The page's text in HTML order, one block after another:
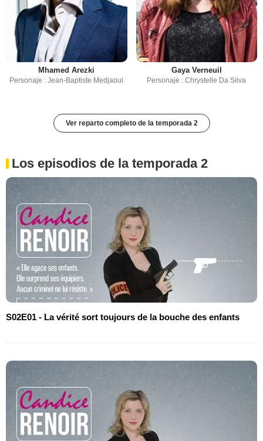
Mhamed Arezki
Personaje : Jean-Baptiste Medjaoui
Gaya Verneuil
Personaje : Chrystelle Da Silva
Ver reparto completo de la temporada 2
Los episodios de la temporada 2
S02E01 - La vérité sort toujours de la bouche des enfants